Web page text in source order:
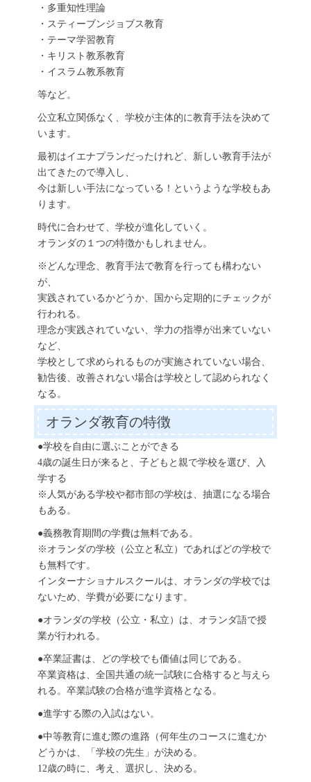
・多重知性理論
・スティーブンジョブス教育
・テーマ学習教育
・キリスト教系教育
・イスラム教系教育
等など。
公立私立関係なく、学校が主体的に教育手法を決めて
います。
最初はイエナプランだったけれど、新しい教育手法が
出てきたので導入し、
今は新しい手法になっている！というような学校もあ
ります。
時代に合わせて、学校が進化していく。
オランダの１つの特徴かもしれません。
※どんな理念、教育手法で教育を行っても構わない
が、
実践されているかどうか、国から定期的にチェックが
行われる。
理念が実践されていない、学力の指導が出来ていない
など、
学校として求められるものが実施されていない場合、
勧告後、改善されない場合は学校として認められなく
なる。
オランダ教育の特徴
●学校を自由に選ぶことができる
4歳の誕生日が来ると、子どもと親で学校を選び、入
学する
※人気がある学校や都市部の学校は、抽選になる場合
もある。
●義務教育期間の学費は無料である。
※オランダの学校（公立と私立）であればどの学校で
も無料です。
インターナショナルスクールは、オランダの学校では
ないため、学費が必要になります。
●オランダの学校（公立・私立）は、オランダ語で授
業が行われる。
●卒業証書は、どの学校でも価値は同じである。
卒業資格は、全国共通の統一試験に合格すると与えら
れる。卒業試験の合格が進学資格となる。
●進学する際の入試はない。
●中等教育に進む際の進路（何年生のコースに進むか
どうかは、「学校の先生」が決める。
12歳の時に、考え、選択し、決める。